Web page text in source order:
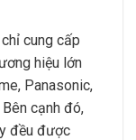
cung cấp
hiệu lớn
Panasonic,
cạnh đó,
đều được